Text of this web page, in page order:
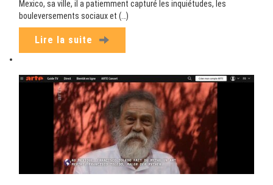
Mexico, sa ville, il a patiemment capturé les inquiétudes, les
bouleversements sociaux et (…)
Lire la suite